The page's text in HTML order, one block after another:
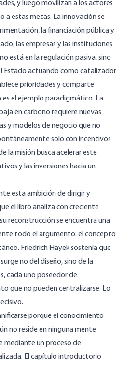
y luego movilizan a los actores
a estas metas. La innovación se
la financiación pública y
las empresas y las instituciones
está en la regulación pasiva, sino
Estado actuando como catalizador
prioridades y comparte
es el ejemplo paradigmático. La
en carbono requiere nuevas
y modelos de negocio que no
solo con incentivos
la misión busca acelerar este
y las inversiones hacia un
esta ambición de dirigir y
el libro analiza con creciente
reconstrucción se encuentra una
todo el argumento: el concepto
Friedrich Hayek sostenía que
no del diseño, sino de la
cada uno poseedor de
que no pueden centralizarse. Lo
porque el conocimiento
no reside en ninguna mente
mediante un proceso de
El capítulo introductorio